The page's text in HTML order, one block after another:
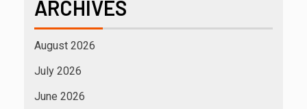
ARCHIVES
August 2026
July 2026
June 2026